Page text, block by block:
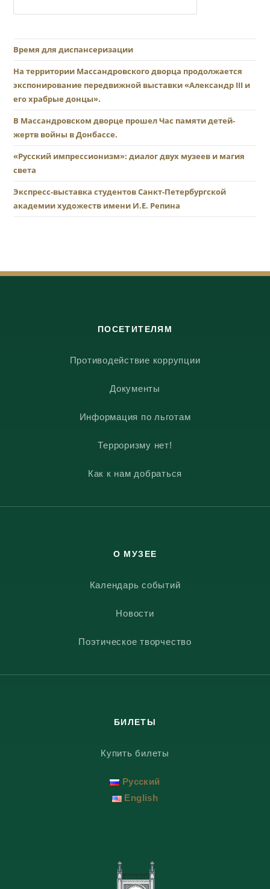
Время для диспансеризации
На территории Массандровского дворца продолжается
экспонирование передвижной выставки «Александр III и
его храбрые донцы».
В Массандровском дворце прошел Час памяти детей-
жертв войны в Донбассе.
«Русский импрессионизм»: диалог двух музеев и магия
света
Экспресс-выставка студентов Санкт-Петербургской
академии художеств имени И.Е. Репина
ПОСЕТИТЕЛЯМ
Противодействие коррупции
Документы
Информация по льготам
Терроризму нет!
Как к нам добраться
О МУЗЕЕ
Календарь событий
Новости
Поэтическое творчество
БИЛЕТЫ
Купить билеты
Русский
English